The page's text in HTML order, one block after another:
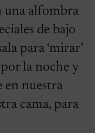
una alfombra
de bajo
para ‘mirar’
la noche y
en nuestra
cama, para